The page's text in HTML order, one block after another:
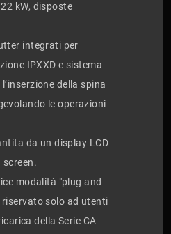
kW, disposte
integrati per
IPXXD e sistema
della spina
le operazioni
da un display LCD
screen.
modalità "plug and
riservato solo ad utenti
della Serie CA